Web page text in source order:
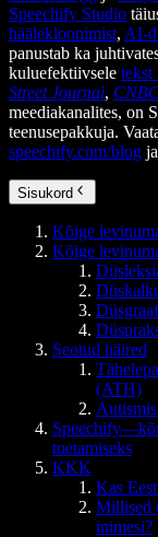
Speechify Studio
häälekloonimist, AI-
panustab ka
kuluefektiivsele tekst
Street Journal,
meediakanalites, on
teenusepakkuja.
speechify.com/blog ja
Sisukord
Kõige
Kõige
Seotud häired
(ATH)
toetamiseks
KKK
Kas
Millised
inimesi?